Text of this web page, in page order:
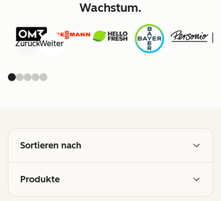
Wachstum.
ZurückWeiter
Sortieren nach
Produkte